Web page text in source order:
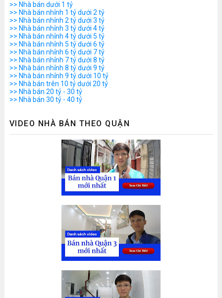
>> Nhà bán dưới 1 tỷ
>> Nhà bán nhỉnh 1 tỷ dưới 2 tỷ
>> Nhà bán nhỉnh 2 tỷ dưới 3 tỷ
>> Nhà bán nhỉnh 3 tỷ dưới 4 tỷ
>> Nhà bán nhỉnh 4 tỷ dưới 5 tỷ
>> Nhà bán nhỉnh 5 tỷ dưới 6 tỷ
>> Nhà bán nhỉnh 6 tỷ dưới 7 tỷ
>> Nhà bán nhỉnh 7 tỷ dưới 8 tỷ
>> Nhà bán nhỉnh 8 tỷ dưới 9 tỷ
>> Nhà bán nhỉnh 9 tỷ dưới 10 tỷ
>> Nhà bán trên 10 tỷ dưới 20 tỷ
>> Nhà bán 20 tỷ - 30 tỷ
>> Nhà bán 30 tỷ - 40 tỷ
VIDEO NHÀ BÁN THEO QUẬN